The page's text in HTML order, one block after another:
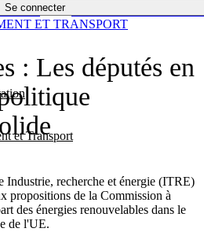
Se connecter
et Transport
: Les députés en
Industrie, recherche et énergie (ITRE)
propositions de la Commission à
des énergies renouvelables dans le
de l'UE.
ET TRANSPORT